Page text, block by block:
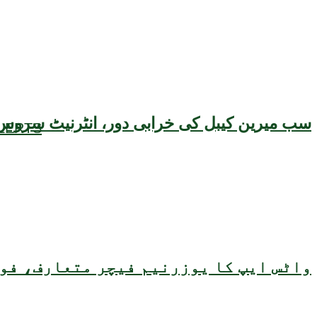
سب میرین کیبل کی خرابی دور، انٹرنیٹ
واٹس ایپ کا یوزرنیم فیچر متعارف،